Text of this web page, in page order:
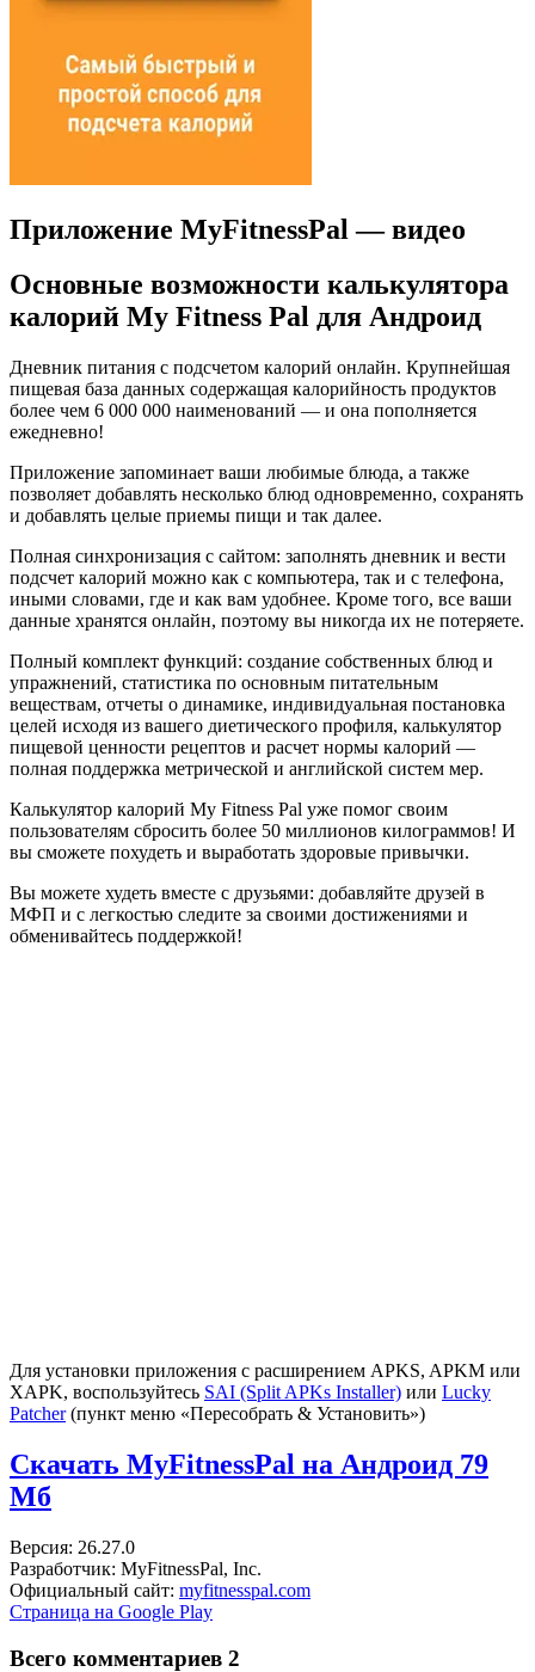
Приложение MyFitnessPal — видео
Основные возможности калькулятора
калорий My Fitness Pal для Андроид
Дневник питания с подсчетом калорий онлайн. Крупнейшая
пищевая база данных содержащая калорийность продуктов
более чем 6 000 000 наименований ― и она пополняется
ежедневно!
Приложение запоминает ваши любимые блюда, а также
позволяет добавлять несколько блюд одновременно, сохранять
и добавлять целые приемы пищи и так далее.
Полная синхронизация с сайтом: заполнять дневник и вести
подсчет калорий можно как с компьютера, так и с телефона,
иными словами, где и как вам удобнее. Кроме того, все ваши
данные хранятся онлайн, поэтому вы никогда их не потеряете.
Полный комплект функций: создание собственных блюд и
упражнений, статистика по основным питательным
веществам, отчеты о динамике, индивидуальная постановка
целей исходя из вашего диетического профиля, калькулятор
пищевой ценности рецептов и расчет нормы калорий —
полная поддержка метрической и английской систем мер.
Калькулятор калорий My Fitness Pal уже помог своим
пользователям сбросить более 50 миллионов килограммов! И
вы сможете похудеть и выработать здоровые привычки.
Вы можете худеть вместе с друзьями: добавляйте друзей в
МФП и с легкостью следите за своими достижениями и
обменивайтесь поддержкой!
Для установки приложения с расширением APKS, APKM или
XAPK, воспользуйтесь SAI (Split APKs Installer) или Lucky
Patcher(пункт меню «Пересобрать & Установить»)
Скачать MyFitnessPal на Андроид 79
Мб
Версия: 26.27.0
Разработчик: MyFitnessPal, Inc.
Официальный сайт: myfitnesspal.com
Страница на Google Play
Всего комментариев 2